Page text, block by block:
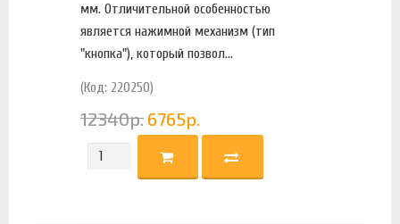
мм. Отличительной особенностью
является нажимной механизм (тип
"кнопка"), который позвол...
(Код: 220250)
12340р. 6765р.